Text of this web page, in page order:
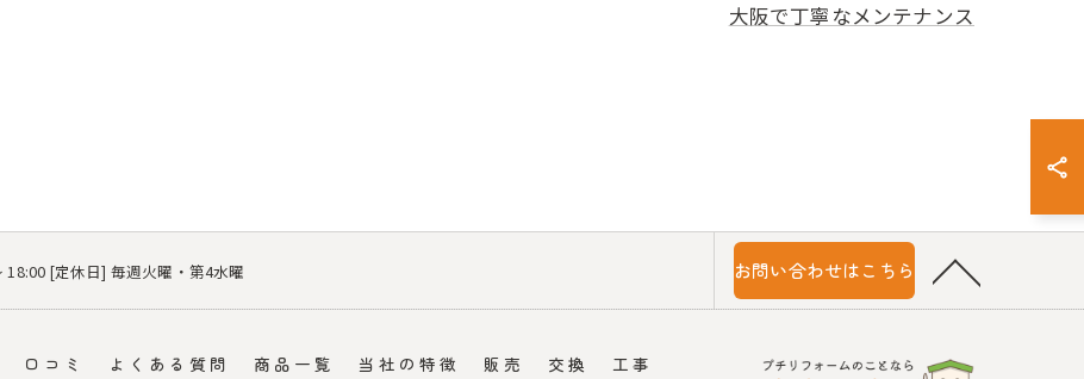
大阪で丁寧なメンテナンス
18:00 [定休日] 毎週火曜・第4水曜 お問い合わせはこちら
口コミ よくある質問 商品一覧 当社の特徴 販売 交換
工事